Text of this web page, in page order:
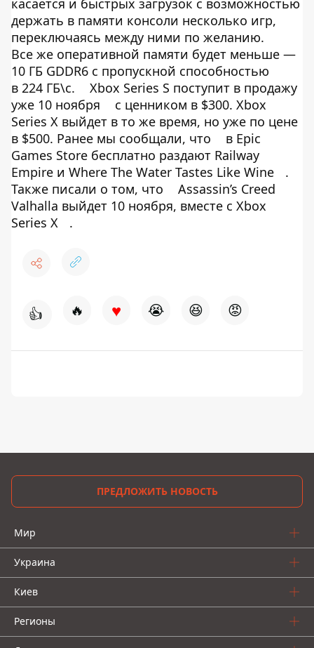
касается и быстрых загрузок с возможностью
держать в памяти консоли несколько игр,
переключаясь между ними по желанию.
Все же оперативной памяти будет меньше —
10 ГБ GDDR6 с пропускной способностью
в 224 ГБ\с.
Xbox Series S поступит в продажу
уже 10 ноября
с ценником в $300. Xbox
Series X выйдет в то же время, но уже по цене
в $500. Ранее мы сообщали, что
в Epic
Games Store бесплатно раздают Railway
Empire и Where The Water Tastes Like Wine
.
Также писали о том, что
Assassin’s Creed
Valhalla выйдет 10 ноября, вместе с Xbox
Series X
.
👍 🔥 ♥ 😭 😆 😡
ПРЕДЛОЖИТЬ НОВОСТЬ
Мир
Украина
Киев
Регионы